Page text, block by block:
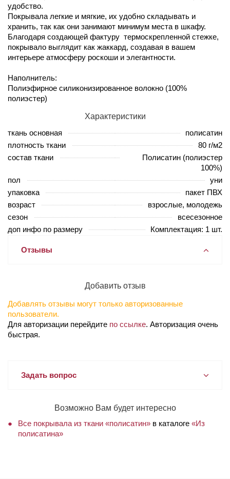
удобство.
Покрывала легкие и мягкие, их удобно складывать и
хранить, так как они занимают минимум места в шкафу.
Благодаря создающей фактуру термоскрепленной стежке,
покрывало выглядит как жаккард, создавая в вашем
интерьере атмосферу роскоши и элегантности.
Наполнитель:
Полиэфирное силиконизированное волокно (100%
полиэстер)
Характеристики
ткань основная
полисатин
плотность ткани
80 г/м2
состав ткани
Полисатин (полиэстер
100%)
пол
уни
упаковка
пакет ПВХ
возраст
взрослые, молодежь
сезон
всесезонное
доп инфо по размеру
Комплектация: 1 шт.
Отзывы
Добавить отзыв
Добавлять отзывы могут только авторизованные
пользователи.
Для авторизации перейдите по ссылке. Авторизация очень
быстрая.
Задать вопрос
Возможно Вам будет интересно
Все покрывала из ткани «полисатин» в каталоге «Из
полисатина»